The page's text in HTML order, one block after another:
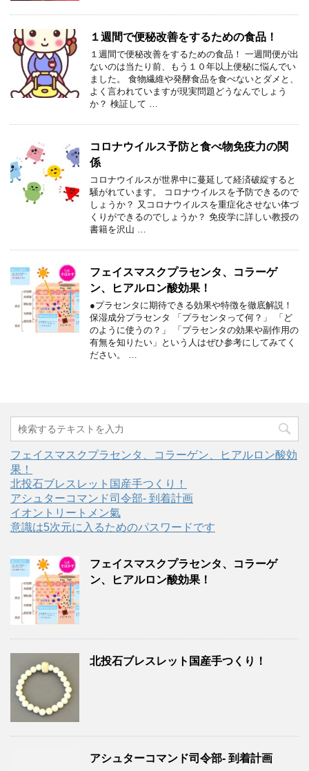
１週間で便秘改善をするための食品！
１週間で便秘改善をするための食品！ 一週間便が出
ないのは当たり前、もう１０年以上便秘に悩んでい
ました。 食物繊維や発酵食品を食べないとダメと、
よく言われていますが現実問題どうなんでしょう
か？ 検証して …
コロナウイルス予防と食べ物免疫力の関
係
コロナウイルスが世界中に蔓延して経済破綻すると
騒がれています。 コロナウイルスを予防できるので
しょうか？ 又コロナウイルスを重症化させない体づ
くりができるのでしょうか？ 免疫学に詳しい教授の
書籍を沢山 …
フェイスマスクプラセンタ、コラーゲ
ン、ヒアルロン酸効果！
●プラセンタに期待できる効果や特徴を徹底解説！
保湿成分プラセンタ 「プラセンタって何？」 「ど
のように使うの？」 「プラセンタの効果や副作用の
有無を知りたい」という人はぜひ参考にしてみてく
ださい。 …
フェイスマスクプラセンタ、コラーゲン、ヒアルロン酸効
果！
北投石ブレスレット国産手つくり！
アシュターコマンド司令部- 到着計画
イオントリートメン氣
意識は5次元に入るためのパスワードです
フェイスマスクプラセンタ、コラーゲ
ン、ヒアルロン酸効果！
北投石ブレスレット国産手つくり！
アシュターコマンド司令部- 到着計画